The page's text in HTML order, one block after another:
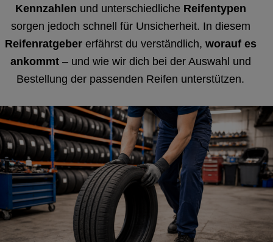
Kennzahlen und unterschiedliche Reifentypen
sorgen jedoch schnell für Unsicherheit. In diesem
Reifenratgeber erfährst du verständlich, worauf es
ankommt – und wie wir dich bei der Auswahl und
Bestellung der passenden Reifen unterstützen.